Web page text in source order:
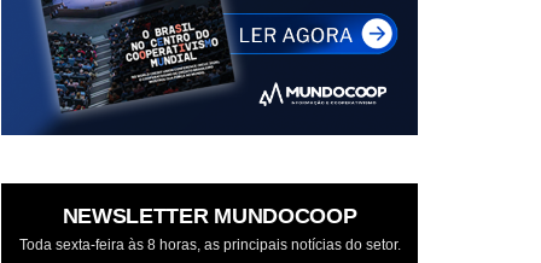
NEWSLETTER MUNDOCOOP
Toda sexta-feira às 8 horas, as principais notícias do setor.